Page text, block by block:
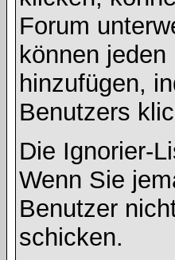
Forum
können
hinzufügen,
Benutzers
Die Ignorier-
Wenn Sie
Benutzer
schicken.